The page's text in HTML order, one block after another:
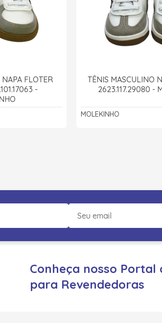
FLOTER
-
TÊNIS MASCULINO
2623.117.29080 -
MOLEKINHO
Conheça nosso Portal
para Revendedoras